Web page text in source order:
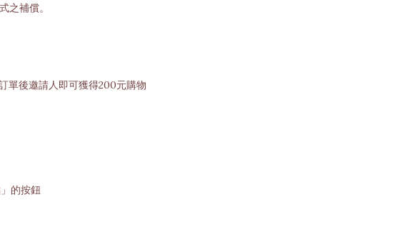
之補償。
單後邀請人即可獲得200元購物
的按鈕